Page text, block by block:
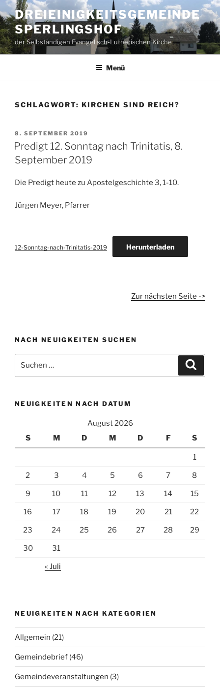
Zum
Inhalt
springen
DREIEINIGKEITSGEMEINDE
SPERLINGSHOF
der Selbständigen Evangelisch-Lutherischen Kirche
Menü
SCHLAGWORT: KIRCHEN SIND REICH?
VERÖFFENTLICHT
AM
8. SEPTEMBER 2019
Predigt 12. Sonntag nach Trinitatis, 8.
September 2019
Die Predigt heute zu Apostelgeschichte 3, 1-10.
Jürgen Meyer, Pfarrer
12-Sonntag-nach-Trinitatis-2019 Herunterladen
Zur nächsten Seite ->
NACH NEUIGKEITEN SUCHEN
nach:
NEUIGKEITEN NACH DATUM
August 2026
S
M D M D F S
1
2 3 4 5 6 7 8
9 10 11 12 13 14 15
16 17 18 19 20 21 22
23 24 25 26 27 28 29
30 31
« Juli
NEUIGKEITEN NACH KATEGORIEN
Allgemein (21)
Gemeindebrief (46)
Gemeindeveranstaltungen (3)